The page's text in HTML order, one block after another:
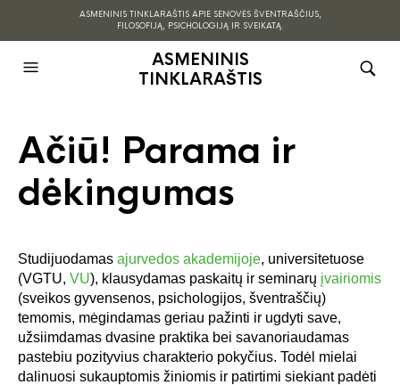
ASMENINIS TINKLARAŠTIS APIE SENOVĖS ŠVENTRAŠČIUS,
FILOSOFIJĄ, PSICHOLOGIJĄ IR SVEIKATĄ.
ASMENINIS
TINKLARAŠTIS
Ačiū! Parama ir
dėkingumas
Studijuodamas ajurvedos akademijoje, universitetuose
(VGTU, VU), klausydamas paskaitų ir seminarų įvairiomis
(sveikos gyvensenos, psichologijos, šventraščių)
temomis, mėgindamas geriau pažinti ir ugdyti save,
užsiimdamas dvasine praktika bei savanoriaudamas
pastebiu pozityvius charakterio pokyčius. Todėl mielai
dalinuosi sukauptomis žiniomis ir patirtimi siekiant padėti